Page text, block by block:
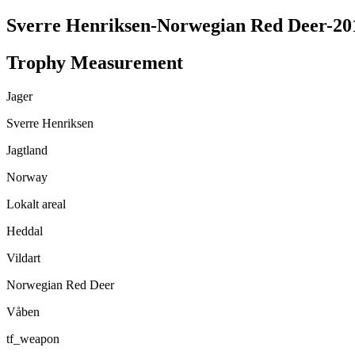
Sverre Henriksen-Norwegian Red Deer-
Trophy Measurement
Jager
Sverre Henriksen
Jagtland
Norway
Lokalt areal
Heddal
Vildart
Norwegian Red Deer
Våben
tf_weapon